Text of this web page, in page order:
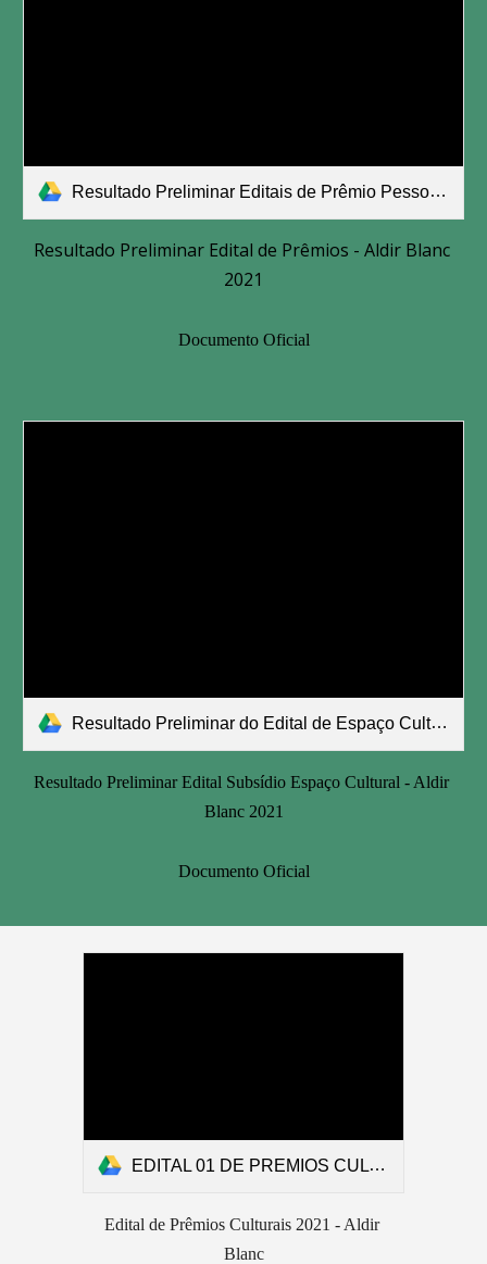
Resultado Preliminar Editais de Prêmio Pessoa Física.pdf
Resultado Preliminar Edital de Prêmios - Aldir Blanc
2021
Documento Oficial
Resultado Preliminar do Edital de Espaço Cultural.pdf
Resultado Preliminar Edital Subsídio Espaço Cultural - Aldir
Blanc 2021
Documento Oficial
EDITAL 01 DE PREMIOS CULTURAIS 2021
Edital de Prêmios Culturais 2021 - Aldir
Blanc